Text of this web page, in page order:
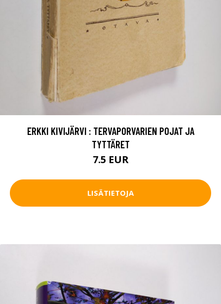
ERKKI KIVIJÄRVI : TERVAPORVARIEN POJAT JA
TYTTÄRET
7.5 EUR
LISÄTIETOJA